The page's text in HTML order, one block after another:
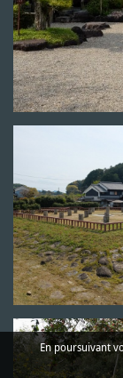
En poursuivant